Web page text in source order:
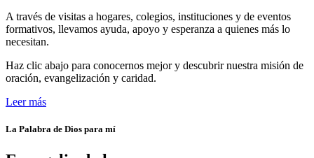
A través de visitas a hogares, colegios, instituciones y de eventos
formativos, llevamos ayuda, apoyo y esperanza a quienes más lo
necesitan.
Haz clic abajo para conocernos mejor y descubrir nuestra misión de
oración, evangelización y caridad.
Leer más
La Palabra de Dios para mí